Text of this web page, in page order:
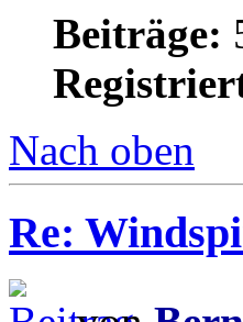
Beiträge:
Nach oben
Re: